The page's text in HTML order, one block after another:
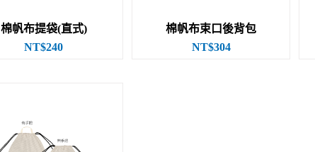
棉帆布提袋(直式)
NT$240
棉帆布束口後背包
NT$304